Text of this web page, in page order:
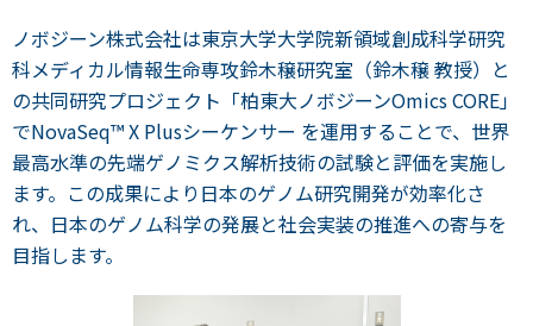
ノボジーン株式会社は東京大学大学院新領域創成科学研究
科メディカル情報生命専攻鈴木穣研究室（鈴木穣 教授）と
の共同研究プロジェクト「柏東大ノボジーンOmics CORE」
でNovaSeq™ X Plusシーケンサー を運用することで、世界
最高水準の先端ゲノミクス解析技術の試験と評価を実施し
ます。この成果により日本のゲノム研究開発が効率化さ
れ、日本のゲノム科学の発展と社会実装の推進への寄与を
目指します。